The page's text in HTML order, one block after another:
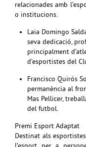
relacionades amb
o institucions.
Laia Domingo
seva dedicació,
principalment
d’esportistes del
Francisco Quirós
permanència al
Mas Pellicer,
del futbol.
Premi Esport Adaptat
Destinat als